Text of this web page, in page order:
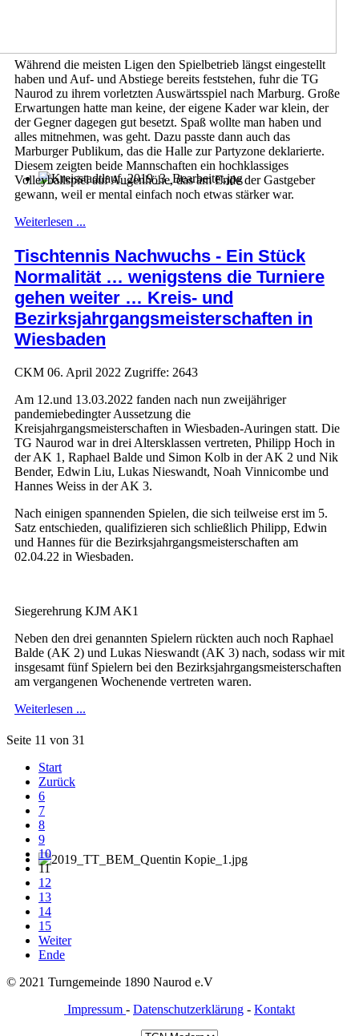
Während die meisten Ligen den Spielbetrieb längst eingestellt
haben und Auf- und Abstiege bereits feststehen, fuhr die TG
Naurod zu ihrem vorletzten Auswärtsspiel nach Marburg. Große
Erwartungen hatte man keine, der eigene Kader war klein, der
der Gegner dagegen gut besetzt. Spaß wollte man haben und
alles mitnehmen, was geht. Dazu passte dann auch das
Marburger Publikum, das die Halle zur Partyzone deklarierte.
Diesem zeigten beide Mannschaften ein hochklassiges
Volleyballspiel auf Augenhöhe, das am Ende der Gastgeber
gewann, weil er mental einfach noch etwas stärker war.
Weiterlesen ...
Tischtennis Nachwuchs - Ein Stück
Normalität … wenigstens die Turniere
gehen weiter … Kreis- und
Bezirksjahrgangsmeisterschaften in
Wiesbaden
CKM 06. April 2022 Zugriffe: 2643
Am 12.und 13.03.2022 fanden nach nun zweijähriger
pandemiebedingter Aussetzung die
Kreisjahrgangsmeisterschaften in Wiesbaden-Auringen statt. Die
TG Naurod war in drei Altersklassen vertreten, Philipp Hoch in
der AK 1, Raphael Balde und Simon Kolb in der AK 2 und Nik
Bender, Edwin Liu, Lukas Nieswandt, Noah Vinnicombe und
Hannes Weiss in der AK 3.
Nach einigen spannenden Spielen, die sich teilweise erst im 5.
Satz entschieden, qualifizieren sich schließlich Philipp, Edwin
und Hannes für die Bezirksjahrgangsmeisterschaften am
02.04.22 in Wiesbaden.
Siegerehrung KJM AK1
Neben den drei genannten Spielern rückten auch noch Raphael
Balde (AK 2) und Lukas Nieswandt (AK 3) nach, sodass wir mit
insgesamt fünf Spielern bei den Bezirksjahrgangsmeisterschaften
am vergangenen Wochenende vertreten waren.
Weiterlesen ...
Seite 11 von 31
Start
Zurück
6
7
8
9
10
11
12
13
14
15
Weiter
Ende
© 2021 Turngemeinde 1890 Naurod e.V
Impressum - Datenschutzerklärung - Kontakt